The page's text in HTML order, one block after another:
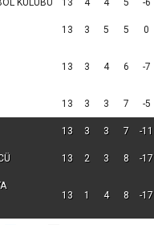
KULÜBÜ 13 4 4 5 -6
13 3 5 5 0
13 3 4 6 -7
13 3 3 7 -5
13 3 3 7 -11
13 2 3 8 -17
13 1 4 8 -17